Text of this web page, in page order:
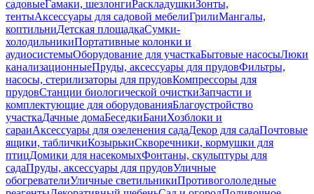
садовыеГамаки, шезлонгиРаскладушкиЗонты,
тентыАксессуары для садовой мебелиГрилиМангалы,
коптильниДетская площадкаСумки-
холодильникиПортативные колонки и
аудиосистемыОборудование для участкаБытовые насосыЛюки
канализационныеПруды, аксессуары для прудовФильтры,
насосы, стерилизаторы для прудовКомпрессоры для
прудовСтанции биологической очисткиЗапчасти и
комплектующие для оборудованияБлагоустройство
участкаДачные домаБеседкиБаниХозблоки и
сараиАксессуары для озеленения садаДекор для садаПочтовые
ящики, табличкиКозырькиСкворечники, кормушки для
птицДомики для насекомыхФонтаны, скульптуры для
садаПруды, аксессуары для прудовУличные
обогревателиУличные светильникиПротивогололедные